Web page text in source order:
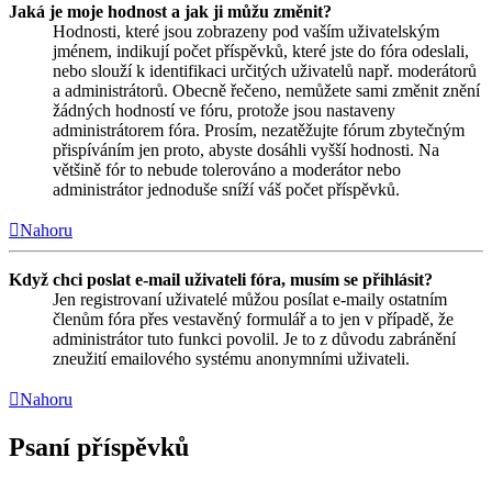
Jaká je moje hodnost a jak ji můžu změnit?
Hodnosti, které jsou zobrazeny pod vaším uživatelským
jménem, indikují počet příspěvků, které jste do fóra odeslali,
nebo slouží k identifikaci určitých uživatelů např. moderátorů
a administrátorů. Obecně řečeno, nemůžete sami změnit znění
žádných hodností ve fóru, protože jsou nastaveny
administrátorem fóra. Prosím, nezatěžujte fórum zbytečným
přispíváním jen proto, abyste dosáhli vyšší hodnosti. Na
většině fór to nebude tolerováno a moderátor nebo
administrátor jednoduše sníží váš počet příspěvků.
Nahoru
Když chci poslat e-mail uživateli fóra, musím se přihlásit?
Jen registrovaní uživatelé můžou posílat e-maily ostatním
členům fóra přes vestavěný formulář a to jen v případě, že
administrátor tuto funkci povolil. Je to z důvodu zabránění
zneužití emailového systému anonymními uživateli.
Nahoru
Psaní příspěvků